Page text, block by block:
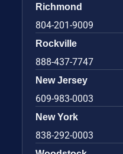
Richmond
804-201-9009
Rockville
888-437-7747
New Jersey
609-983-0003
New York
838-292-0003